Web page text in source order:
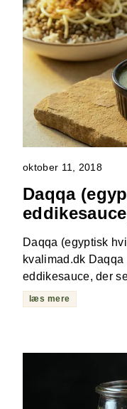
oktober 11, 2018
Daqqa
Daqqa (egyptisk
kvalimad.dk
eddikesauce, der
læs mere